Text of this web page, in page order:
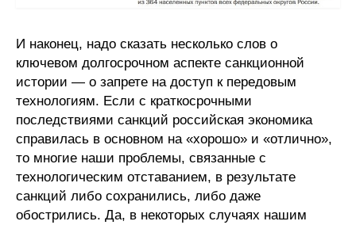
И наконец, надо сказать несколько слов о
ключевом долгосрочном аспекте санкционной
истории — о запрете на доступ к передовым
технологиям. Если с краткосрочными
последствиями санкций российская экономика
справилась в основном на «хорошо» и «отлично»,
то многие наши проблемы, связанные с
технологическим отставанием, в результате
санкций либо сохранились, либо даже
обострились. Да, в некоторых случаях нашим